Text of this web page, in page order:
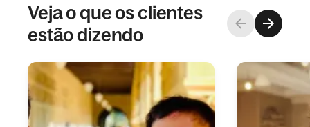
Veja o que os clientes
estão dizendo